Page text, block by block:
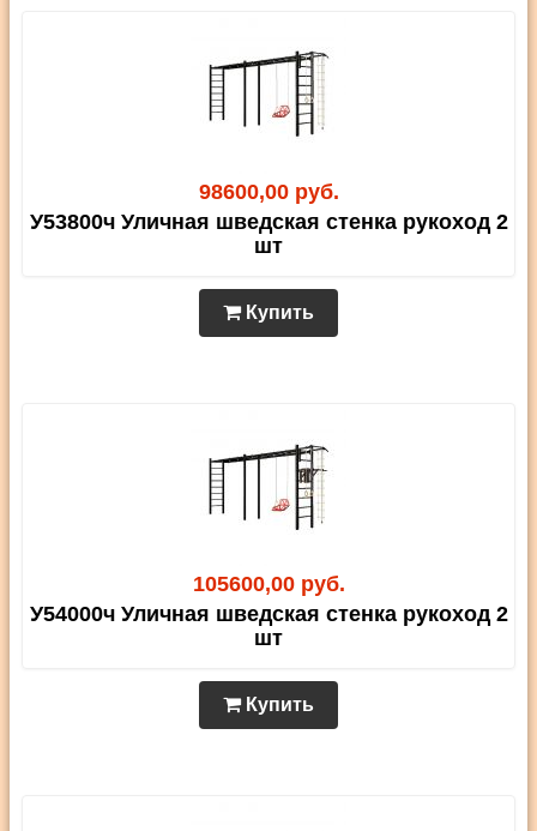
98600,00 руб.
У53800ч Уличная шведская стенка рукоход 2
шт
Купить
105600,00 руб.
У54000ч Уличная шведская стенка рукоход 2
шт
Купить